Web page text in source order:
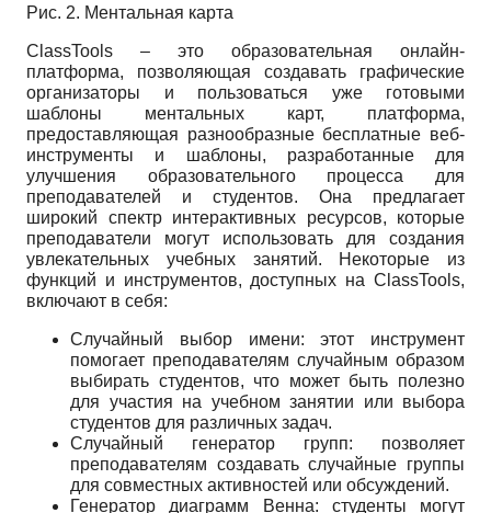
Рис. 2. Ментальная карта
ClassTools – это образовательная онлайн-
платформа, позволяющая создавать графические
организаторы и пользоваться уже готовыми
шаблоны ментальных карт, платформа,
предоставляющая разнообразные бесплатные веб-
инструменты и шаблоны, разработанные для
улучшения образовательного процесса для
преподавателей и студентов. Она предлагает
широкий спектр интерактивных ресурсов, которые
преподаватели могут использовать для создания
увлекательных учебных занятий. Некоторые из
функций и инструментов, доступных на ClassTools,
включают в себя:
Случайный выбор имени: этот инструмент
помогает преподавателям случайным образом
выбирать студентов, что может быть полезно
для участия на учебном занятии или выбора
студентов для различных задач.
Случайный генератор групп: позволяет
преподавателям создавать случайные группы
для совместных активностей или обсуждений.
Генератор диаграмм Венна: студенты могут